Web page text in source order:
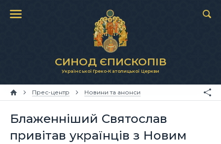
СИНОД ЄПИСКОПІВ
Української Греко-Католицької Церкви
Прес-центр Новини та анонси
Блаженніший Святослав
привітав українців з Новим